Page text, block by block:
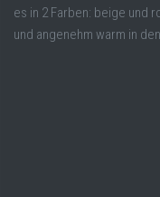
es in 2 Farben: beige und
und angenehm warm in